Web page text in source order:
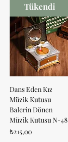
Tükendi
Dans Eden Kız
Müzik Kutusu
Balerin Dönen
Müzik Kutusu N-48
Fiyat
₺215,00